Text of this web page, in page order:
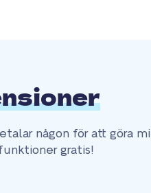
någon för att göra
gratis!